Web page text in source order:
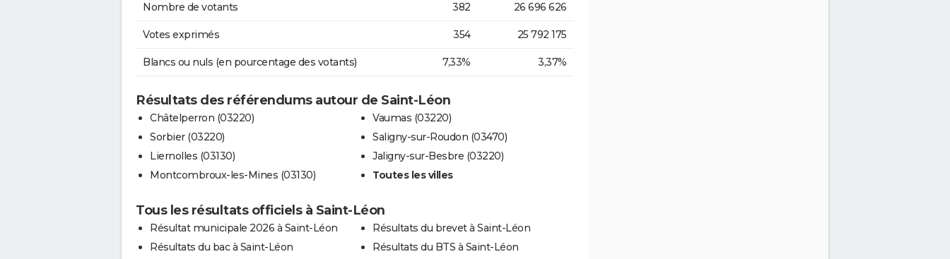
Nombre de votants 382 26 696 626
Votes exprimés 354 25 792 175
Blancs ou nuls (en pourcentage des votants) 7,33% 3,37%
Résultats des référendums autour de Saint-Léon
Châtelperron (03220)
Sorbier (03220)
Liernolles (03130)
Montcombroux-les-Mines (03130)
Vaumas (03220)
Saligny-sur-Roudon (03470)
Jaligny-sur-Besbre (03220)
Toutes les villes
Tous les résultats officiels à Saint-Léon
Résultat municipale 2026 à Saint-Léon
Résultats du bac à Saint-Léon
Résultats du brevet à Saint-Léon
Résultats du BTS à Saint-Léon